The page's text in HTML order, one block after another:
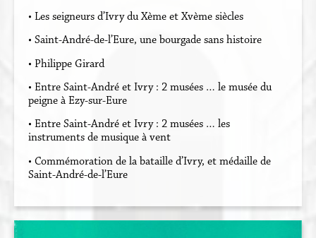
• Les seigneurs d’Ivry du Xème et Xvème siècles
• Saint-André-de-l’Eure, une bourgade sans histoire
• Philippe Girard
• Entre Saint-André et Ivry : 2 musées … le musée du
peigne à Ezy-sur-Eure
• Entre Saint-André et Ivry : 2 musées … les
instruments de musique à vent
• Commémoration de la bataille d’Ivry, et médaille de
Saint-André-de-l’Eure